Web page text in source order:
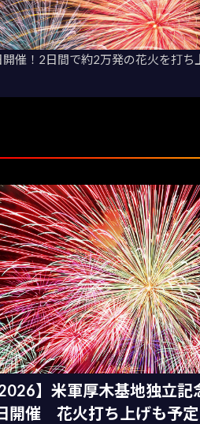
催！2日間で約2万発の花火を打ち
】米軍厚木基地独立記
開催 花火打ち上げも予定